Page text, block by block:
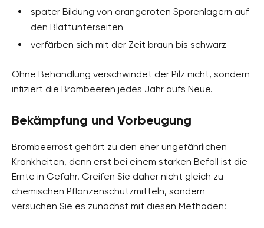
später Bildung von orangeroten Sporenlagern auf
den Blattunterseiten
verfärben sich mit der Zeit braun bis schwarz
Ohne Behandlung verschwindet der Pilz nicht, sondern
infiziert die Brombeeren jedes Jahr aufs Neue.
Bekämpfung und Vorbeugung
Brombeerrost gehört zu den eher ungefährlichen
Krankheiten, denn erst bei einem starken Befall ist die
Ernte in Gefahr. Greifen Sie daher nicht gleich zu
chemischen Pflanzenschutzmitteln, sondern
versuchen Sie es zunächst mit diesen Methoden: